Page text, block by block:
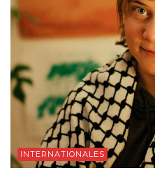
INTERNATIONALES